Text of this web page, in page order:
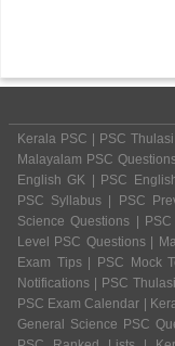
Kerala PSC | PSC
Malayalam PSC
English GK | PSC
PSC Syllabus | PSC
Science Questions |
Level PSC Questions |
Exam Tips | PSC Mock
Notifications | PSC
PSC Exam Calendar |
General Science PSC